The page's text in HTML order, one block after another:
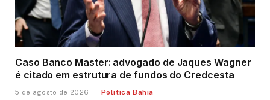
Caso Banco Master: advogado de Jaques Wagner
é citado em estrutura de fundos do Credcesta
5 de agosto de 2026 Política Bahia